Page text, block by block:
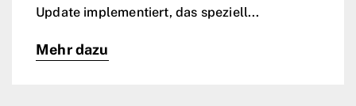
Update implementiert, das speziell...
Mehr dazu